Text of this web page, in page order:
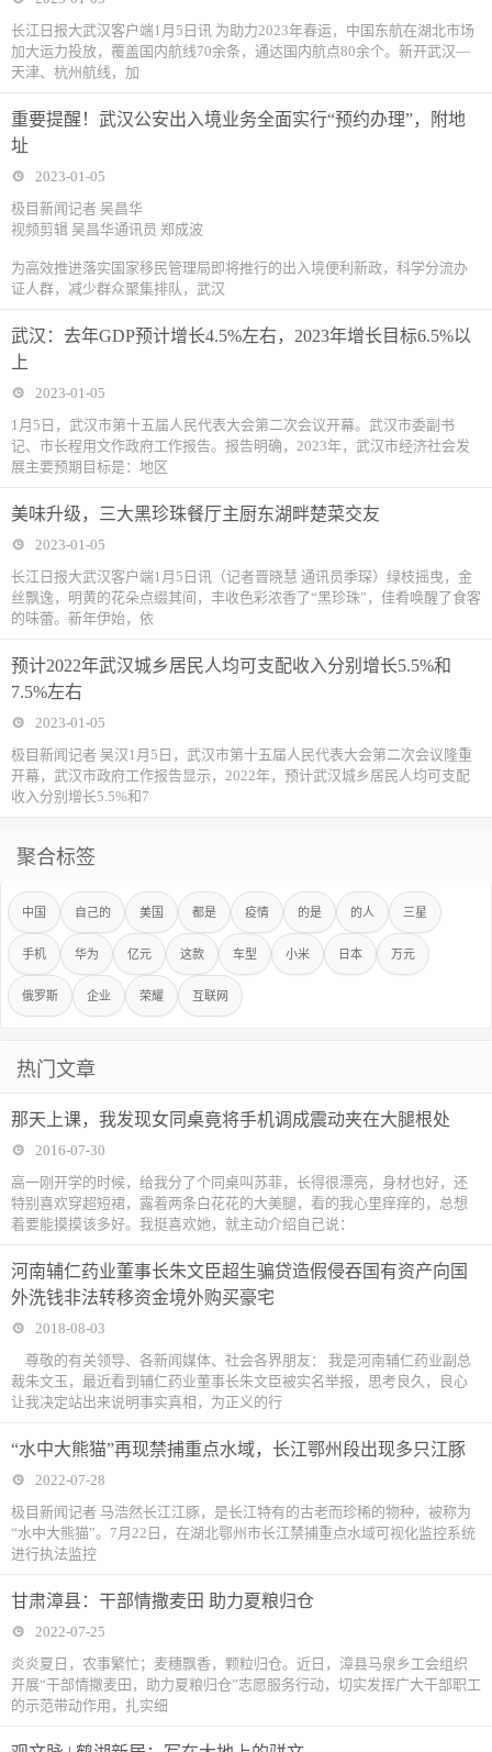
长江日报大武汉客户端1月5日讯 为助力2023年春运，中国东航在湖北市场
加大运力投放，覆盖国内航线70余条，通达国内航点80余个。新开武汉—
天津、杭州航线，加
重要提醒！武汉公安出入境业务全面实行“预约办理”，附地
址
2023-01-05
极目新闻记者 吴昌华
视频剪辑 吴昌华通讯员 郑成波
为高效推进落实国家移民管理局即将推行的出入境便利新政，科学分流办
证人群，减少群众聚集排队，武汉
武汉：去年GDP预计增长4.5%左右，2023年增长目标6.5%以
上
2023-01-05
1月5日，武汉市第十五届人民代表大会第二次会议开幕。武汉市委副书
记、市长程用文作政府工作报告。报告明确，2023年，武汉市经济社会发
展主要预期目标是：地区
美味升级，三大黑珍珠餐厅主厨东湖畔楚菜交友
2023-01-05
长江日报大武汉客户端1月5日讯（记者晋晓慧 通讯员季琛）绿枝摇曳，金
丝飘逸，明黄的花朵点缀其间，丰收色彩浓香了“黑珍珠”，佳肴唤醒了食客
的味蕾。新年伊始，依
预计2022年武汉城乡居民人均可支配收入分别增长5.5%和
7.5%左右
2023-01-05
极目新闻记者 吴汉1月5日，武汉市第十五届人民代表大会第二次会议隆重
开幕，武汉市政府工作报告显示，2022年，预计武汉城乡居民人均可支配
收入分别增长5.5%和7
聚合标签
中国 自己的 美国 都是 疫情 的是 的人 三星
手机 华为 亿元 这款 车型 小米 日本 万元
俄罗斯 企业 荣耀 互联网
热门文章
那天上课，我发现女同桌竟将手机调成震动夹在大腿根处
2016-07-30
高一刚开学的时候，给我分了个同桌叫苏菲，长得很漂亮，身材也好，还
特别喜欢穿超短裙，露着两条白花花的大美腿，看的我心里痒痒的，总想
着要能摸摸该多好。我挺喜欢她，就主动介绍自己说：
河南辅仁药业董事长朱文臣超生骗贷造假侵吞国有资产向国
外洗钱非法转移资金境外购买豪宅
2018-08-03
尊敬的有关领导、各新闻媒体、社会各界朋友： 我是河南辅仁药业副总
裁朱文玉，最近看到辅仁药业董事长朱文臣被实名举报，思考良久，良心
让我决定站出来说明事实真相，为正义的行
“水中大熊猫”再现禁捕重点水域，长江鄂州段出现多只江豚
2022-07-28
极目新闻记者 马浩然长江江豚，是长江特有的古老而珍稀的物种，被称为
“水中大熊猫”。7月22日，在湖北鄂州市长江禁捕重点水域可视化监控系统
进行执法监控
甘肃漳县：干部情撒麦田 助力夏粮归仓
2022-07-25
炎炎夏日，农事繁忙；麦穗飘香，颗粒归仓。近日，漳县马泉乡工会组织
开展“干部情撒麦田，助力夏粮归仓”志愿服务行动，切实发挥广大干部职工
的示范带动作用，扎实细